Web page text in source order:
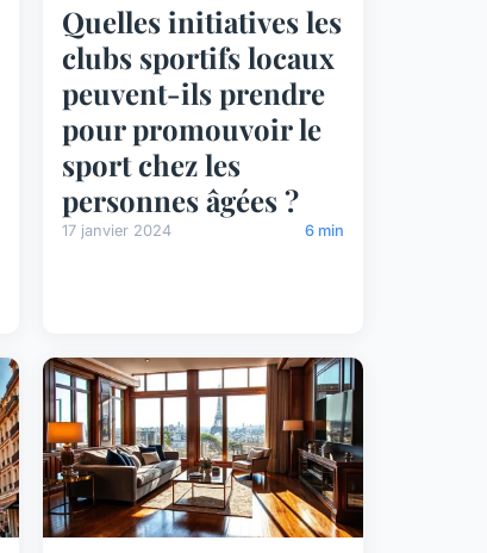
Quelles initiatives les
clubs sportifs locaux
peuvent-ils prendre
pour promouvoir le
sport chez les
personnes âgées ?
17 janvier 2024 6 min